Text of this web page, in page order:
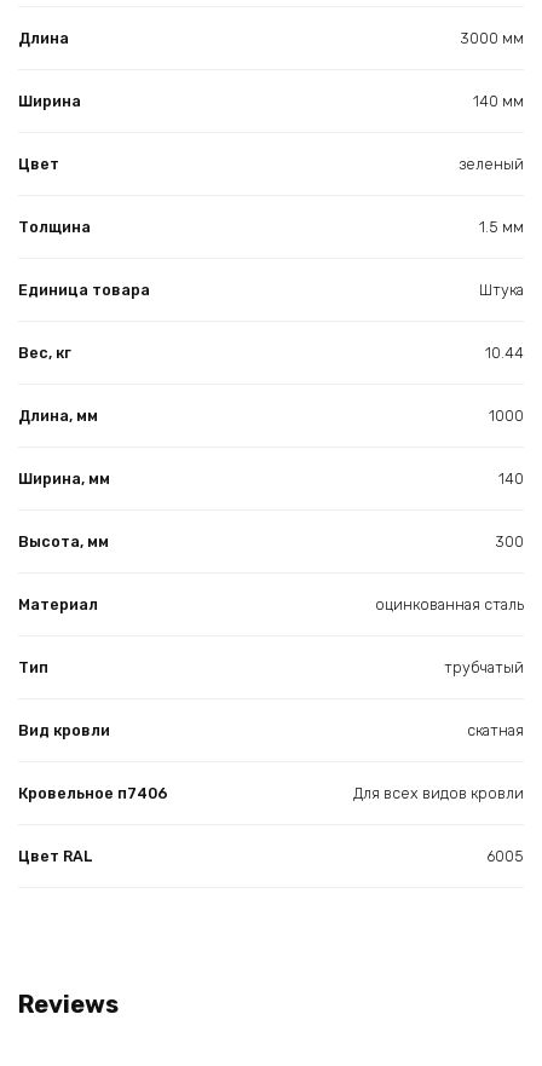
Длина 3000 мм
Ширина 140 мм
Цвет зеленый
Толщина 1.5 мм
Единица товара Штука
Вес, кг 10.44
Длина, мм 1000
Ширина, мм 140
Высота, мм 300
Материал оцинкованная сталь
Тип трубчатый
Вид кровли скатная
Кровельное п7406 Для всех видов кровли
Цвет RAL 6005
Reviews